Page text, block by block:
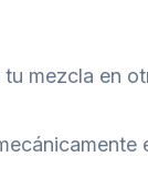
mezcla en